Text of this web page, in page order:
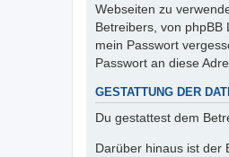
Webseiten zu
Betreibers, von
mein Passwort
Passwort an diese
GESTATTUNG DER
Du gestattest dem
Darüber hinaus ist der